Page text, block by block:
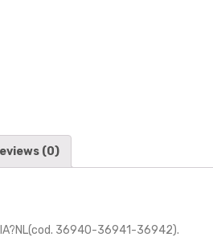
(0)
36940-36941-36942).